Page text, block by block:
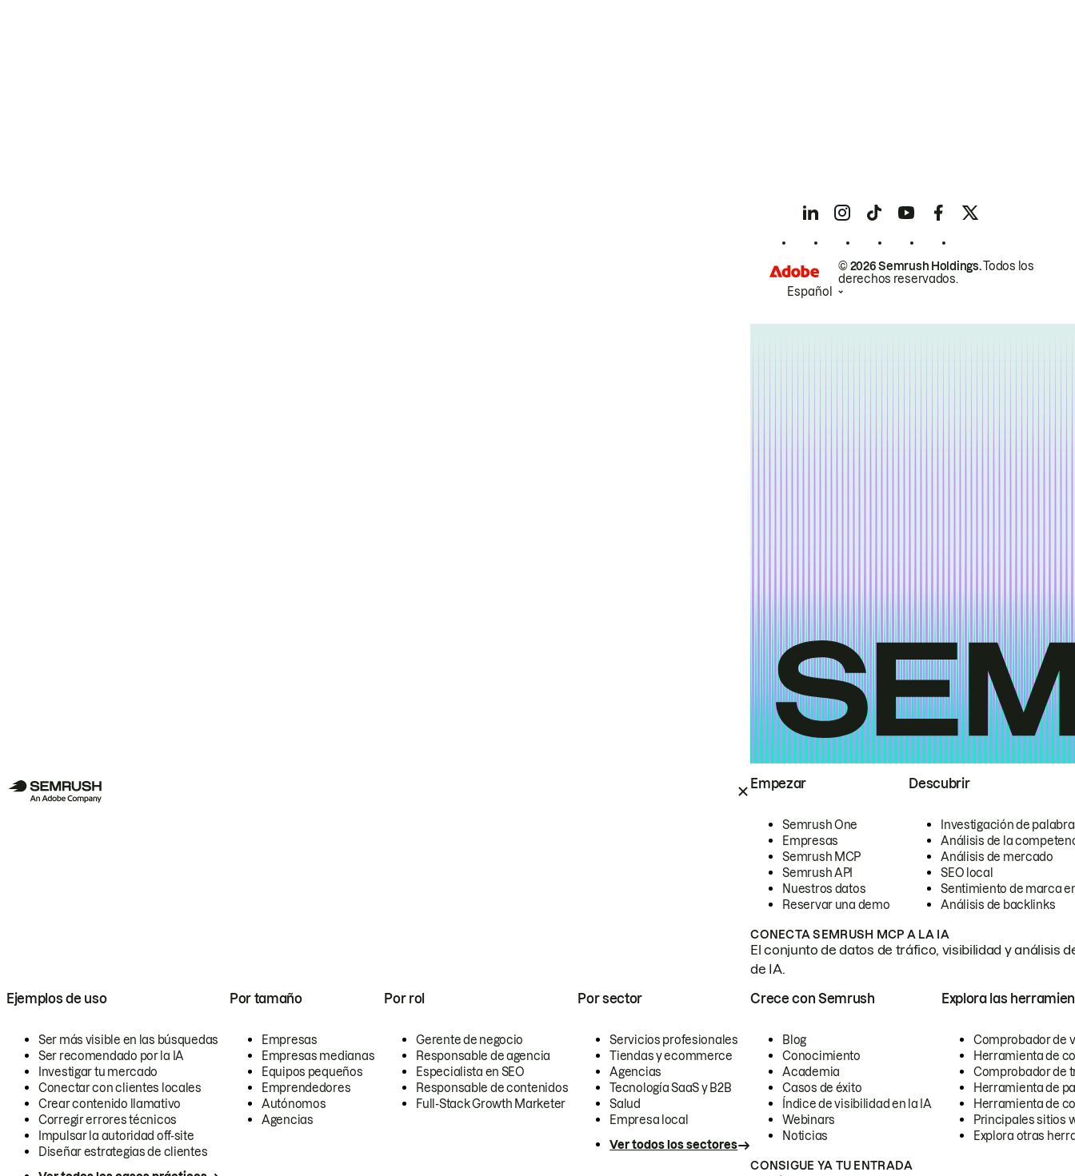
Empezar
Semrush One
Empresas
Semrush MCP
Semrush API
Nuestros datos
Reservar una demo
Descubrir
Investigación de
Análisis de la
Análisis de mercado
SEO local
Sentimiento de marca
Análisis de backlinks
CONECTA SEMRUSH MCP A LA IA
El conjunto de datos de tráfico, visibilidad y análisis
de IA.
Ejemplos de uso
Ser más visible en las búsquedas
Ser recomendado por la IA
Investigar tu mercado
Conectar con clientes locales
Crear contenido llamativo
Corregir errores técnicos
Impulsar la autoridad off-site
Diseñar estrategias de clientes
Por tamaño
Empresas
Empresas medianas
Equipos pequeños
Emprendedores
Autónomos
Agencias
Por rol
Gerente de negocio
Responsable de agencia
Especialista en SEO
Responsable de contenidos
Full-Stack Growth Marketer
Por sector
Servicios profesionales
Tiendas y ecommerce
Agencias
Tecnología SaaS y B2B
Salud
Empresa local
Ver todos los sectores
Crece con Semrush
Blog
Conocimiento
Academia
Casos de éxito
Índice de visibilidad en la IA
Webinars
Noticias
Explora las
Comprobador de
Herramienta de
Comprobador de
Herramienta de
Herramienta de
Principales sitios
Explora otras
CONSIGUE YA TU ENTRADA
© 2026 Semrush Holdings.Todos los
derechos reservados.
Español